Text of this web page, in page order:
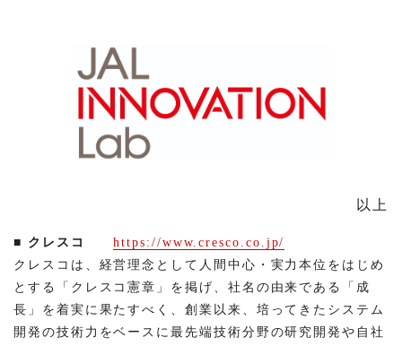
以上
■ クレスコhttps://www.cresco.co.jp/
クレスコは、経営理念として人間中心・実力本位をはじめ
とする「クレスコ憲章」を掲げ、社名の由来である「成
長」を着実に果たすべく、創業以来、培ってきたシステム
開発の技術力をベースに最先端技術分野の研究開発や自社